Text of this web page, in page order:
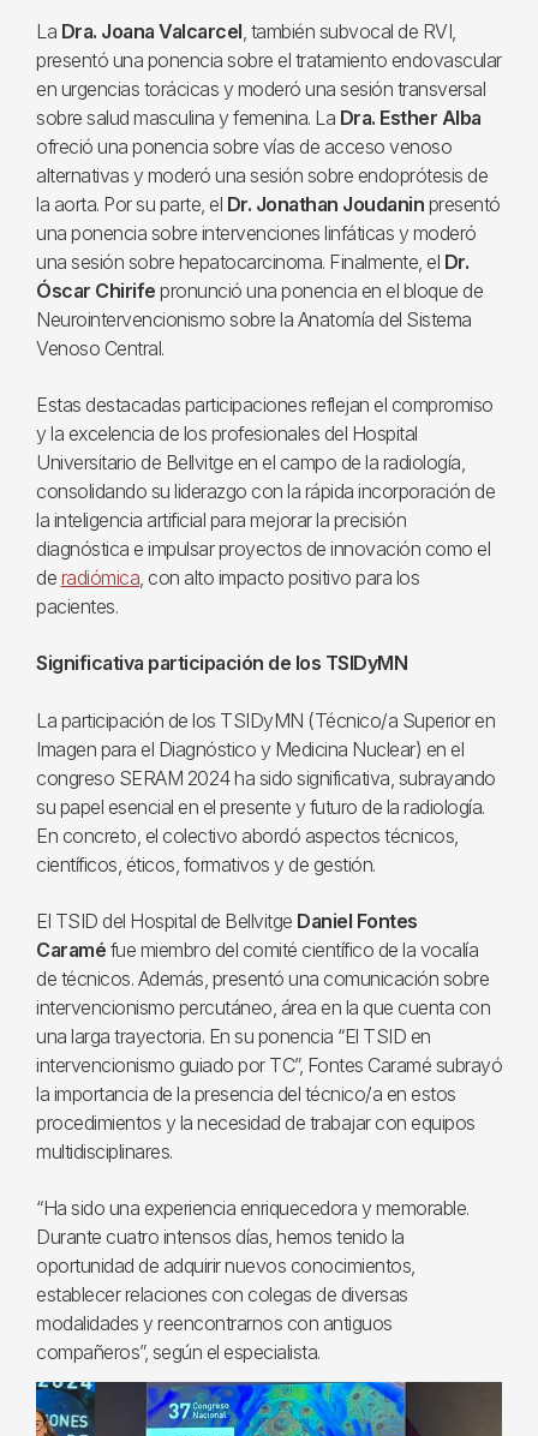
La Dra. Joana Valcarcel, también subvocal de RVI,
presentó una ponencia sobre el tratamiento endovascular
en urgencias torácicas y moderó una sesión transversal
sobre salud masculina y femenina. La Dra. Esther Alba
ofreció una ponencia sobre vías de acceso venoso
alternativas y moderó una sesión sobre endoprótesis de
la aorta. Por su parte, el Dr. Jonathan Joudanin presentó
una ponencia sobre intervenciones linfáticas y moderó
una sesión sobre hepatocarcinoma. Finalmente, el Dr.
Óscar Chirife pronunció una ponencia en el bloque de
Neurointervencionismo sobre la Anatomía del Sistema
Venoso Central.
Estas destacadas participaciones reflejan el compromiso
y la excelencia de los profesionales del Hospital
Universitario de Bellvitge en el campo de la radiología,
consolidando su liderazgo con la rápida incorporación de
la inteligencia artificial para mejorar la precisión
diagnóstica e impulsar proyectos de innovación como el
de radiómica, con alto impacto positivo para los
pacientes.
Significativa participación de los TSIDyMN
La participación de los TSIDyMN (Técnico/a Superior en
Imagen para el Diagnóstico y Medicina Nuclear) en el
congreso SERAM 2024 ha sido significativa, subrayando
su papel esencial en el presente y futuro de la radiología.
En concreto, el colectivo abordó aspectos técnicos,
científicos, éticos, formativos y de gestión.
El TSID del Hospital de Bellvitge Daniel Fontes
Caramé fue miembro del comité científico de la vocalía
de técnicos. Además, presentó una comunicación sobre
intervencionismo percutáneo, área en la que cuenta con
una larga trayectoria. En su ponencia “El TSID en
intervencionismo guiado por TC”, Fontes Caramé subrayó
la importancia de la presencia del técnico/a en estos
procedimientos y la necesidad de trabajar con equipos
multidisciplinares.
“Ha sido una experiencia enriquecedora y memorable.
Durante cuatro intensos días, hemos tenido la
oportunidad de adquirir nuevos conocimientos,
establecer relaciones con colegas de diversas
modalidades y reencontrarnos con antiguos
compañeros”, según el especialista.